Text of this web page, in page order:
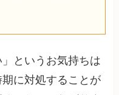
」というお気持ちは
に対処することが